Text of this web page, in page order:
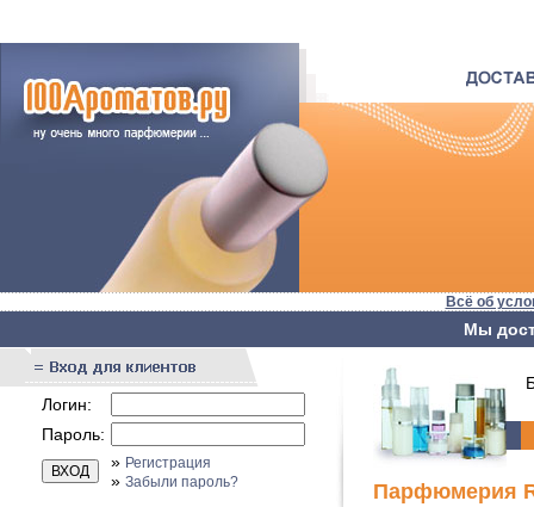
Всё об
Мы
Логин:
Пароль:
» Регистрация
» Забыли пароль? Парфюмерия